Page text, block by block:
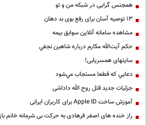
همجنس گرایی در شبکه من و تو
13 توصیه آسان برای رفع بوی بد دهان
مشاهده سامانه آنلاين سوابق بیمه
حكم آيت‌الله مكارم درباره شاهين نجفي
سایتهای همسریابی!
دعايي كه قطعا مستجاب مي‌شود
جزئیات جدید قتل روح الله داداشی
آموزش ساخت Apple ID برای کاربران ایرانی
راز خنده های اصغر فرهادی به حرکت بی شرمانه خانم